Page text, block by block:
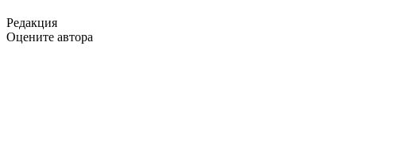
Редакция
Оцените автора